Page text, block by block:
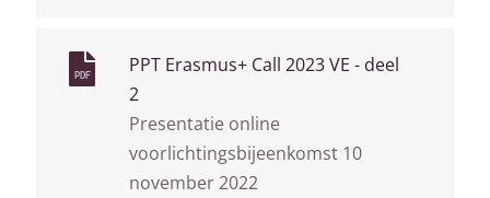
PDF
PPT Erasmus+ Call 2023 VE - deel
2
Presentatie online
voorlichtingsbijeenkomst 10
november 2022